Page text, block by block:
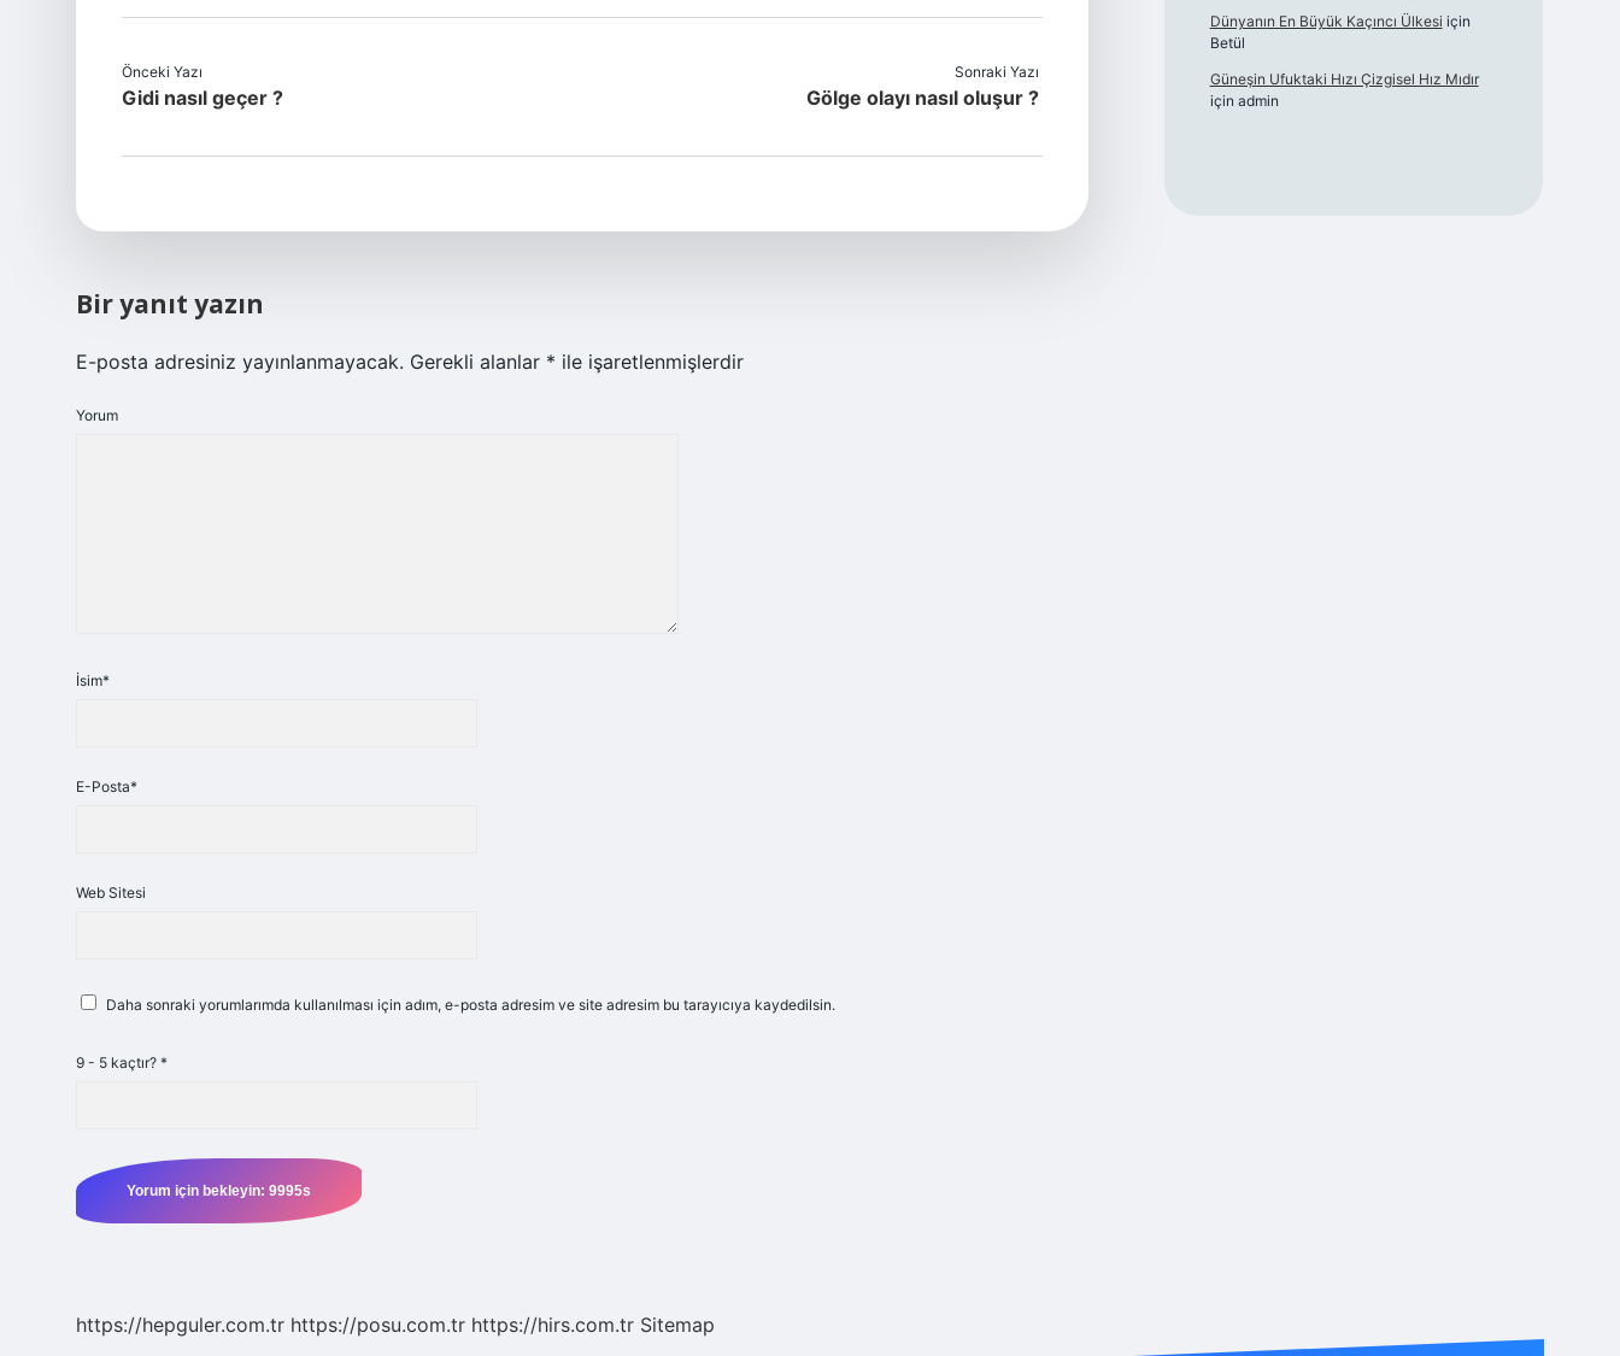
Önceki Yazı
Gidi nasıl geçer ?
Sonraki Yazı
Gölge olayı nasıl oluşur ?
Bir yanıt yazın
E-posta adresiniz yayınlanmayacak. Gerekli alanlar * ile işaretlenmişlerdir
Yorum
İsim*
E-Posta*
Web Sitesi
Daha sonraki yorumlarımda kullanılması için adım, e-posta adresim ve site adresim bu tarayıcıya kaydedilsin.
9 - 5 kaçtır? *
https://hepguler.com.tr https://posu.com.tr https://hirs.com.tr Sitemap
Dünyanın En Büyük Kaçıncı Ülkesi için
Betül
Güneşin Ufuktaki Hızı Çizgisel Hız Mıdır
için admin